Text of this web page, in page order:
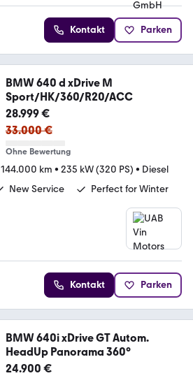
Kontakt Parken
BMW 640 d xDrive M
Sport/HK/360/R20/ACC
28.999 €
33.000 €
Ohne Bewertung
144.000 km • 235 kW (320 PS) • Diesel
New Service Perfect for Winter
Kontakt Parken
BMW 640i xDrive GT Autom.
HeadUp Panorama 360°
24.900 €